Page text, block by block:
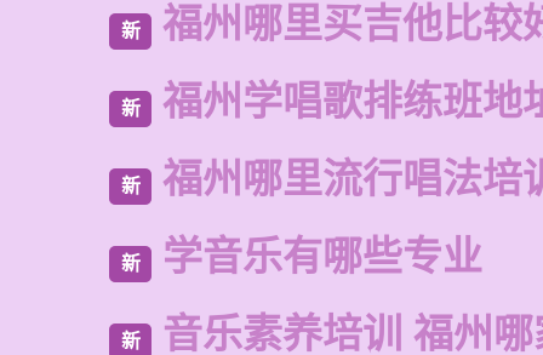
新 福州哪里买吉他比较
新 福州学唱歌排练班地
新 福州哪里流行唱法培
新 学音乐有哪些专业
新 音乐素养培训 福州